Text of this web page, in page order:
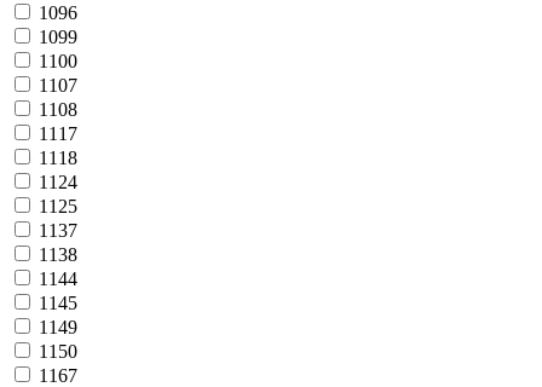
1096
1099
1100
1107
1108
1117
1118
1124
1125
1137
1138
1144
1145
1149
1150
1167